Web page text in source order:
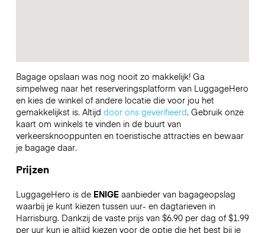
Bagage opslaan was nog nooit zo makkelijk! Ga
simpelweg naar het reserveringsplatform van LuggageHero
en kies de winkel of andere locatie die voor jou het
gemakkelijkst is. Altijd door ons geverifieerd. Gebruik onze
kaart om winkels te vinden in de buurt van
verkeersknooppunten en toeristische attracties en bewaar
je bagage daar.
Prijzen
LuggageHero is de ENIGEaanbieder van bagageopslag
waarbij je kunt kiezen tussen uur- en dagtarieven in
Harrisburg. Dankzij de vaste prijs van $6.90 per dag of $1.99
per uur kun je altijd kiezen voor de optie die het best bij je